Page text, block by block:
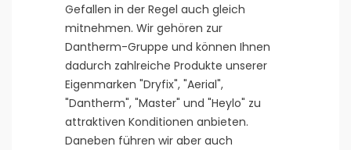
Gefallen in der Regel auch gleich
mitnehmen. Wir gehören zur
Dantherm-Gruppe und können Ihnen
dadurch zahlreiche Produkte unserer
Eigenmarken "Dryfix", "Aerial",
"Dantherm", "Master" und "Heylo" zu
attraktiven Konditionen anbieten.
Daneben führen wir aber auch